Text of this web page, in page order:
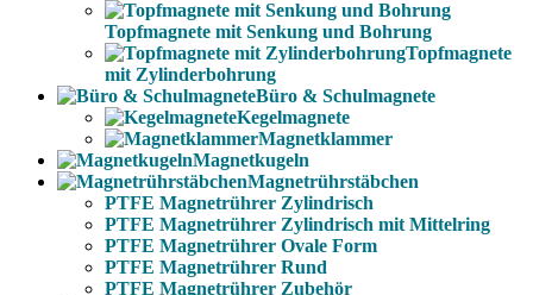
Topfmagnete mit Senkung und Bohrung
Topfmagnete
mit Zylinderbohrung
Büro & Schulmagnete
Kegelmagnete
Magnetklammer
Magnetkugeln
Magnetrührstäbchen
PTFE Magnetrührer Zylindrisch
PTFE Magnetrührer Zylindrisch mit Mittelring
PTFE Magnetrührer Ovale Form
PTFE Magnetrührer Rund
PTFE Magnetrührer Zubehör